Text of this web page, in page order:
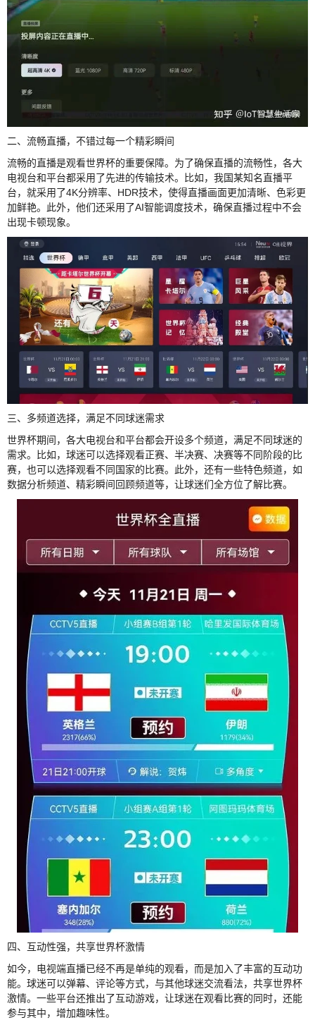
二、流畅直播，不错过每一个精彩瞬间
流畅的直播是观看世界杯的重要保障。为了确保直播的流畅性，各大
电视台和平台都采用了先进的传输技术。比如，我国某知名直播平
台，就采用了4K分辨率、HDR技术，使得直播画面更加清晰、色彩更
加鲜艳。此外，他们还采用了AI智能调度技术，确保直播过程中不会
出现卡顿现象。
三、多频道选择，满足不同球迷需求
世界杯期间，各大电视台和平台都会开设多个频道，满足不同球迷的
需求。比如，球迷可以选择观看正赛、半决赛、决赛等不同阶段的比
赛，也可以选择观看不同国家的比赛。此外，还有一些特色频道，如
数据分析频道、精彩瞬间回顾频道等，让球迷们全方位了解比赛。
四、互动性强，共享世界杯激情
如今，电视端直播已经不再是单纯的观看，而是加入了丰富的互动功
能。球迷可以弹幕、评论等方式，与其他球迷交流看法，共享世界杯
激情。一些平台还推出了互动游戏，让球迷在观看比赛的同时，还能
参与其中，增加趣味性。